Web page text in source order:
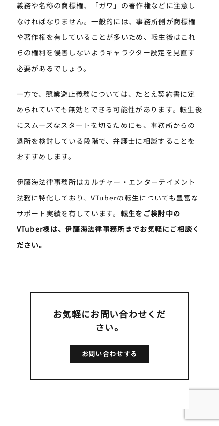
義務や名称の商標権、「ガワ」の著作権などに注意し
なければなりません。一般的には、事務所側が商標権
や著作権を有していることが多いため、転生後はこれ
らの権利を侵害しないようキャラクター設定を見直す
必要があるでしょう。
一方で、競業避止義務については、たとえ契約書に定
められていても無効とできる可能性があります。転生後
にスムーズなスタートを切るためにも、事務所からの
退所を検討している段階で、弁護士に相談することを
おすすめします。
伊藤海法律事務所はカルチャー・エンターテイメント
法務に特化しており、VTuberの転生についても豊富な
サポート実績を有しています。 転生をご検討中の
VTuber様は、伊藤海法律事務所までお気軽にご相談く
ださい。
お気軽にお問い合わせくだ
さい。
お問い合わせする